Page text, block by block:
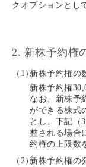
クオプションとし
2. 新株予約権
（1）新株予約権の
新株予約権
なお、新株予
ができる株式
とし、下記（
整される場合
約権の上限数
（2）新株予約権の